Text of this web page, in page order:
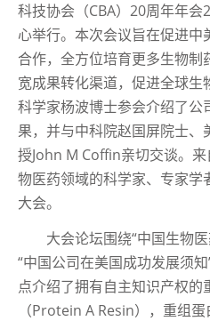
科技协会（CBA）20周年年
心举行。本次会议旨在促进
合作，全方位培育更多生物
宽成果转化渠道，促进全球
科学家杨波博士参会介绍了
果，并与中科院赵国屏院士
授John M Coffin亲切交谈。
物医药领域的科学家、专家学
大会。
大会论坛围绕“中国生物
“中国公司在美国成功发展须
点介绍了拥有自主知识产权
（Protein A Resin），重组